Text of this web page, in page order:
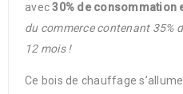
avec30% de consommation
du commerce contenant 35%
12 mois !
Ce bois de chauffage